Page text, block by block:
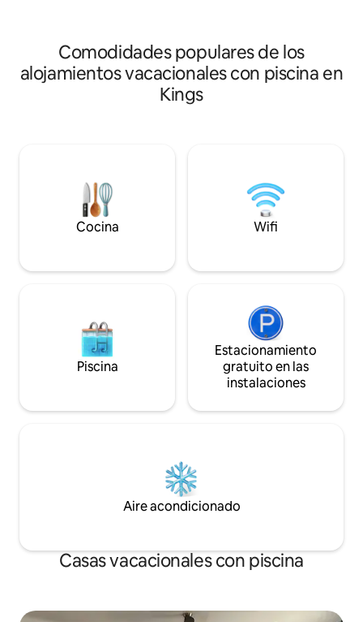
Comodidades populares de los
alojamientos vacacionales con piscina en
Kings
Cocina Wifi
Piscina
Estacionamiento
gratuito en las
instalaciones
Aire acondicionado
Casas vacacionales con piscina